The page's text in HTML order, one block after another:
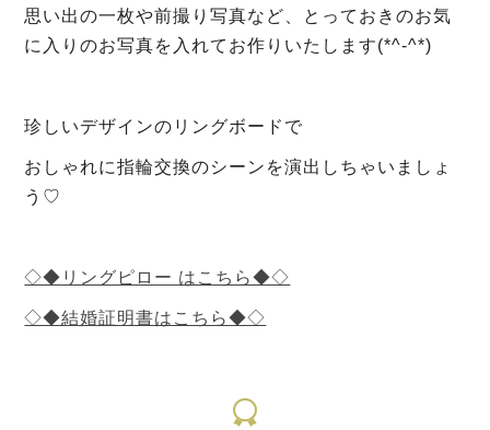
思い出の一枚や前撮り写真など、とっておきのお気
に入りのお写真を入れてお作りいたします(*^-^*)
珍しいデザインのリングボードで
おしゃれに指輪交換のシーンを演出しちゃいましょ
う♡
◇◆リングピロー はこちら◆◇
◇◆結婚証明書はこちら◆◇